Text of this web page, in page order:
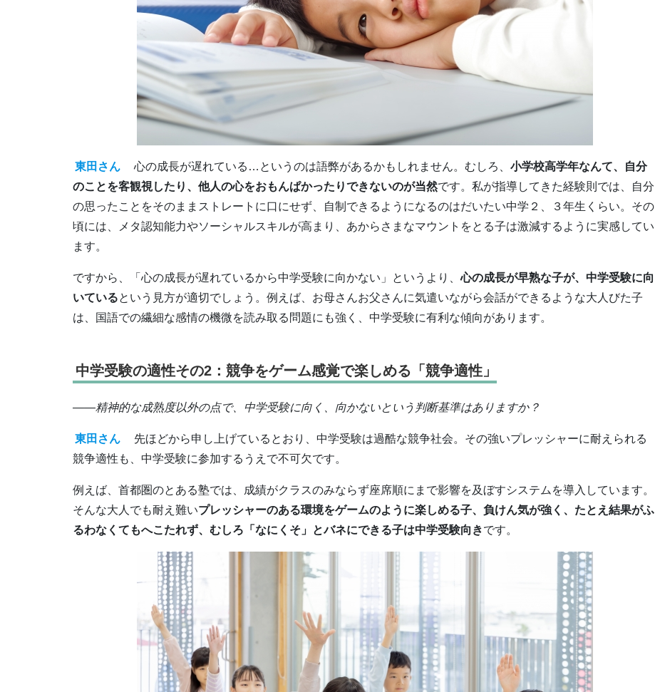
東田さん 心の成長が遅れている…というのは語弊があるかもしれません。むしろ、小学校高学年なんて、自分
のことを客観視したり、他人の心をおもんぱかったりできないのが当然です。私が指導してきた経験則では、自分
の思ったことをそのままストレートに口にせず、自制できるようになるのはだいたい中学２、３年生くらい。その
頃には、メタ認知能力やソーシャルスキルが高まり、あからさまなマウントをとる子は激減するように実感してい
ます。
ですから、「心の成長が遅れているから中学受験に向かない」というより、心の成長が早熟な子が、中学受験に向
いているという見方が適切でしょう。例えば、お母さんお父さんに気遣いながら会話ができるような大人びた子
は、国語での繊細な感情の機微を読み取る問題にも強く、中学受験に有利な傾向があります。
中学受験の適性その2：競争をゲーム感覚で楽しめる「競争適性」
――精神的な成熟度以外の点で、中学受験に向く、向かないという判断基準はありますか？
東田さん
先ほどから申し上げているとおり、中学受験は過酷な競争社会。その強いプレッシャーに耐えられる
競争適性も、中学受験に参加するうえで不可欠です。
例えば、首都圏のとある塾では、成績がクラスのみならず座席順にまで影響を及ぼすシステムを導入しています。
そんな大人でも耐え難いプレッシャーのある環境をゲームのように楽しめる子、負けん気が強く、たとえ結果がふ
るわなくてもへこたれず、むしろ「なにくそ」とバネにできる子は中学受験向きです。